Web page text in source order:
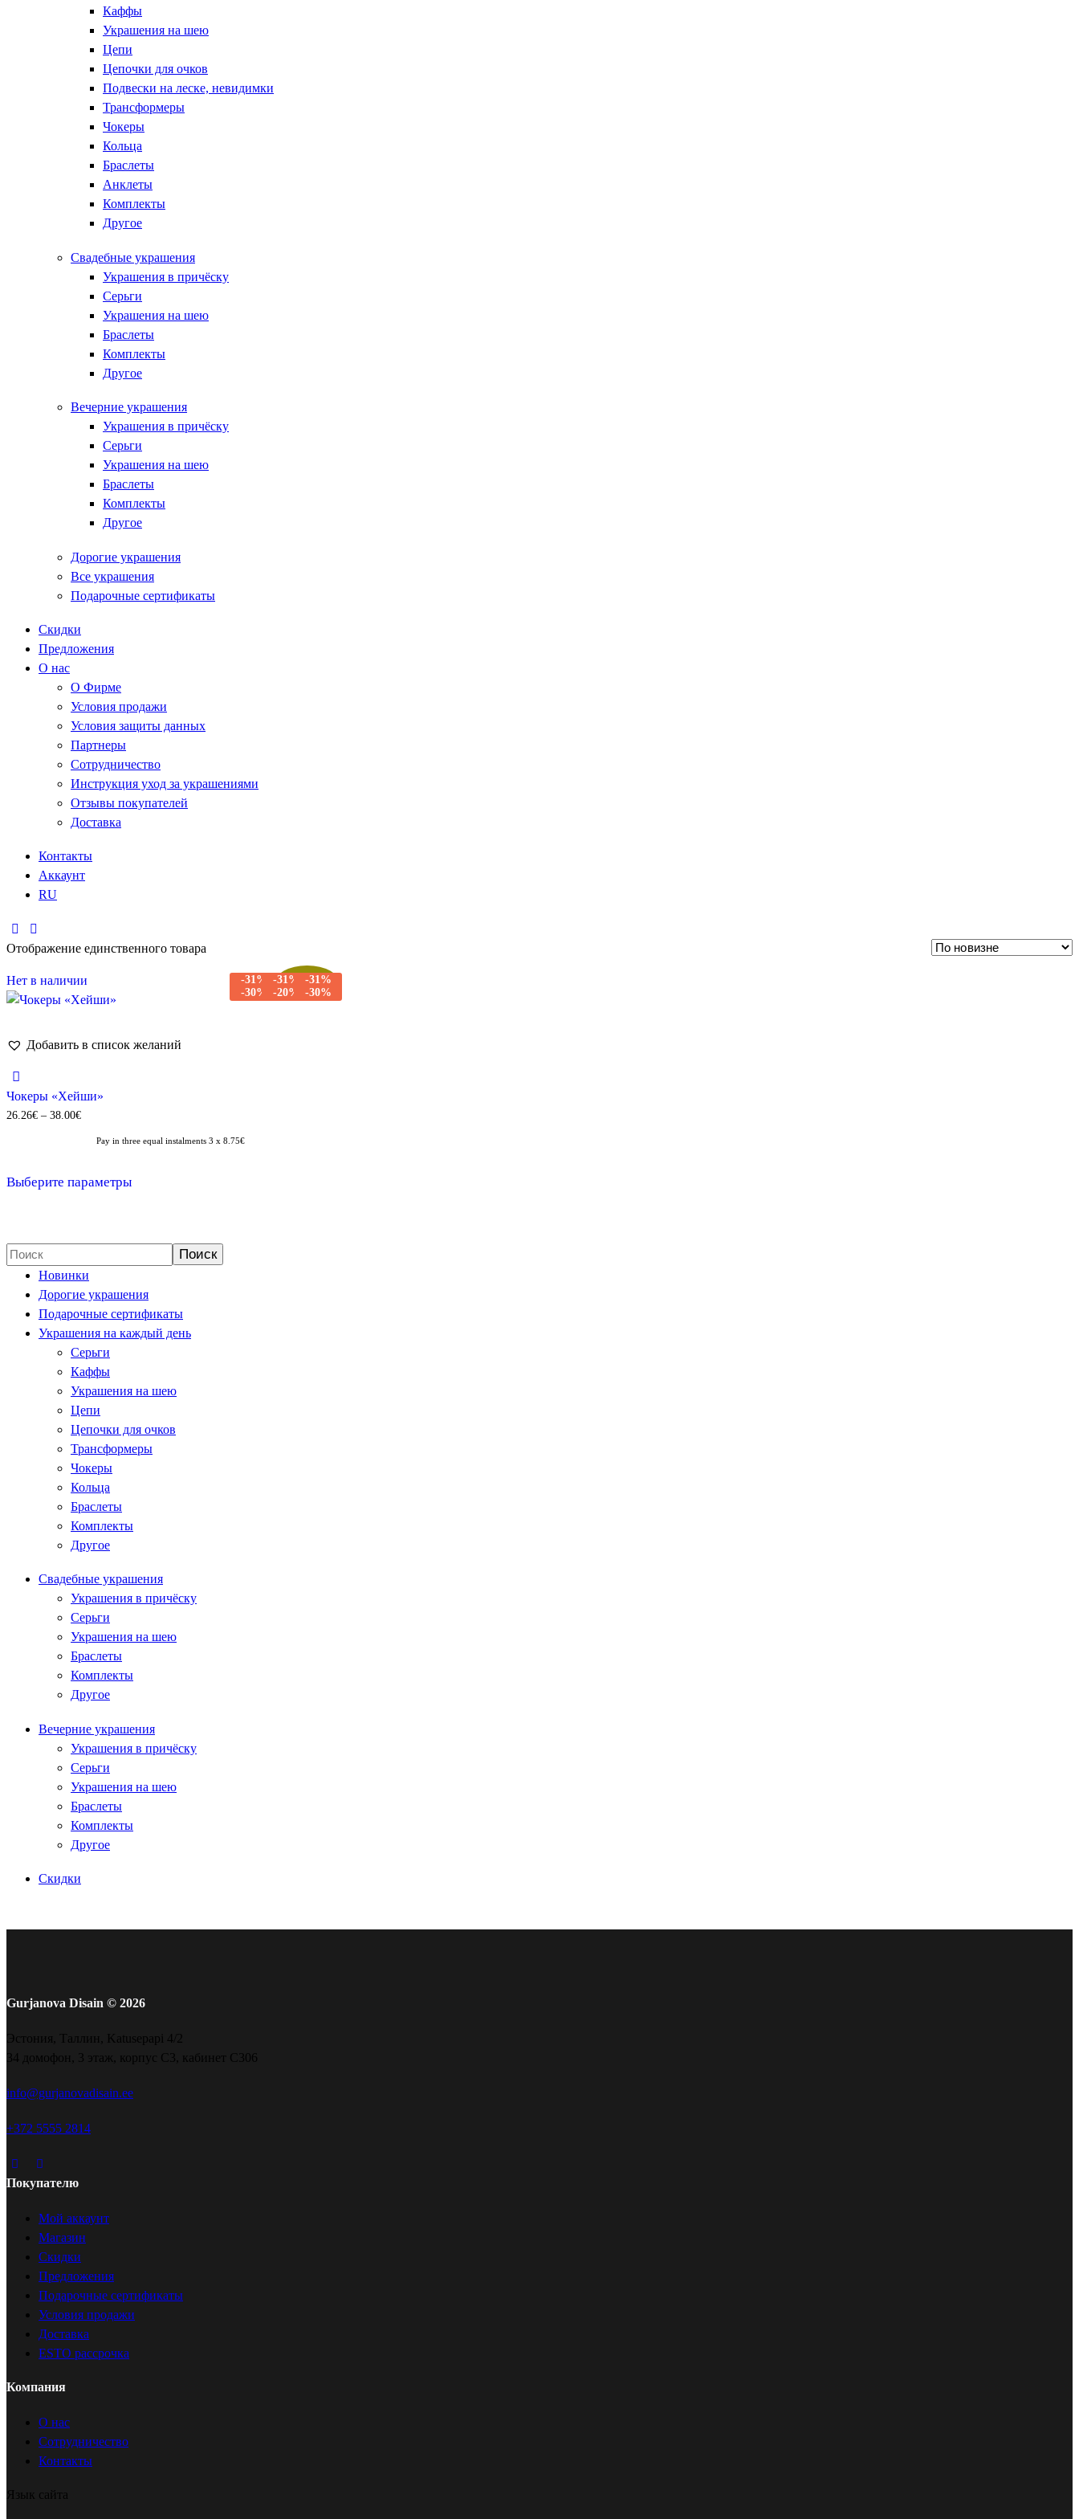
Каффы
Украшения на шею
Цепи
Цепочки для очков
Подвески на леске, невидимки
Трансформеры
Чокеры
Кольца
Браслеты
Анклеты
Комплекты
Другое
Свадебные украшения
Украшения в причёску
Серьги
Украшения на шею
Браслеты
Комплекты
Другое
Вечерние украшения
Украшения в причёску
Серьги
Украшения на шею
Браслеты
Комплекты
Другое
Дорогие украшения
Все украшения
Подарочные сертификаты
Скидки
Предложения
О нас
О Фирме
Условия продажи
Условия защиты данных
Партнеры
Сотрудничество
Инструкция уход за украшениями
Отзывы покупателей
Доставка
Контакты
Аккаунт
RU
Отображение единственного товара
Нет в наличии Распродажа!
-31%
-30%
-31%
-20%
-31%
-30%
Добавить в список желаний
Чокеры «Хейши»
26.26€ – 38.00€Диапазон
38.00€
Pay in three equal instalments 3 x 8.75€
Выберите параметрытовар
вариаций.
Опции
выбрать
на
странице
Поиск
Новинки
Дорогие украшения
Подарочные сертификаты
Украшения на каждый день
Серьги
Каффы
Украшения на шею
Цепи
Цепочки для очков
Трансформеры
Чокеры
Кольца
Браслеты
Комплекты
Другое
Свадебные украшения
Украшения в причёску
Серьги
Украшения на шею
Браслеты
Комплекты
Другое
Вечерние украшения
Украшения в причёску
Серьги
Украшения на шею
Браслеты
Комплекты
Другое
Скидки
Gurjanova Disain © 2026
Эстония, Таллин, Katusepapi 4/2
34 домофон, 3 этаж, корпус С3, кабинет С306
info@gurjanovadisain.ee
+372 5555 2814
Покупателю
Мой аккаунт
Магазин
Скидки
Предложения
Подарочные сертификаты
Условия продажи
Доставка
ESTO рассрочка
Компания
О нас
Сотрудничество
Контакты
Язык сайта